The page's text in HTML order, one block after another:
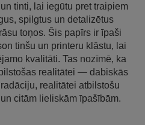
tinti, lai iegūtu pret traipiem
spilgtus un detalizētus
toņos. Šis papīrs ir īpaši
tinšu un printeru klāstu, lai
kvalitāti. Tas nozīmē, ka
realitātei — dabiskās
realitātei atbilstošu
citām lieliskām īpašībām.